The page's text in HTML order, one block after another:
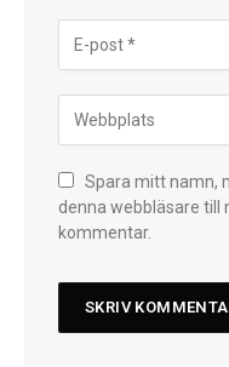
Spara mitt namn,
denna webbläsare till
kommentar.